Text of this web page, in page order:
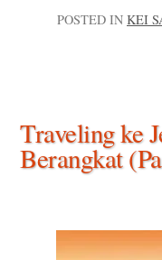
POSTED IN KEI
Traveling ke
Berangkat